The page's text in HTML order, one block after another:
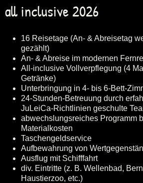
all inclusive 2026
16 Reisetage (An- & Abreisetag
gezählt)
An- & Abreise im modernen
All-inclusive Vollverpflegung (4
Getränke)
Unterbringung in 4- bis 6-Bett-
24-Stunden-Betreuung durch
JuLeiCa-Richtlinien geschulte
abwechslungsreiches Programm
Materialkosten
Taschengeldservice
Aufbewahrung von
Ausflug mit Schifffahrt
div. Eintritte (z. B. Wellenbad,
Haustierzoo, etc.)